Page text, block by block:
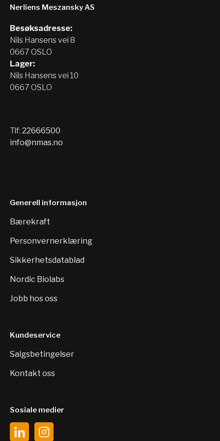
Nerliens Meszansky AS
Besøksadresse:
Nils Hansens vei 8
0667 OSLO
Lager:
Nils Hansens vei 10
0667 OSLO
Tlf: 22666500
info@nmas.no
Generell informasjon
Bærekraft
Personvernerklæring
Sikkerhetsdatablad
Nordic Biolabs
Jobb hos oss
Kundeservice
Salgsbetingelser
Kontakt oss
Sosiale medier